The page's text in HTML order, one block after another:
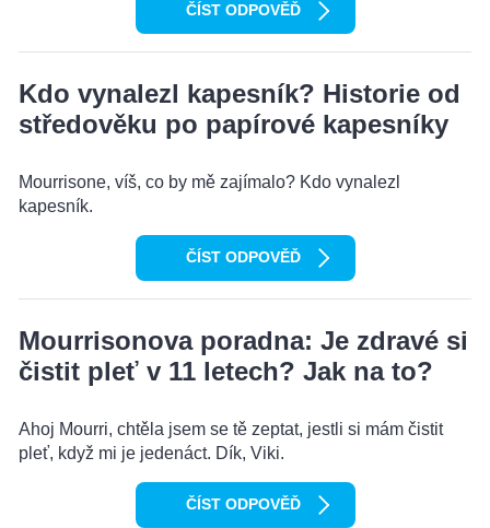
ČÍST ODPOVĚĎ
Kdo vynalezl kapesník? Historie od
středověku po papírové kapesníky
Mourrisone, víš, co by mě zajímalo? Kdo vynalezl
kapesník.
ČÍST ODPOVĚĎ
Mourrisonova poradna: Je zdravé si
čistit pleť v 11 letech? Jak na to?
Ahoj Mourri, chtěla jsem se tě zeptat, jestli si mám čistit
pleť, když mi je jedenáct. Dík, Viki.
ČÍST ODPOVĚĎ